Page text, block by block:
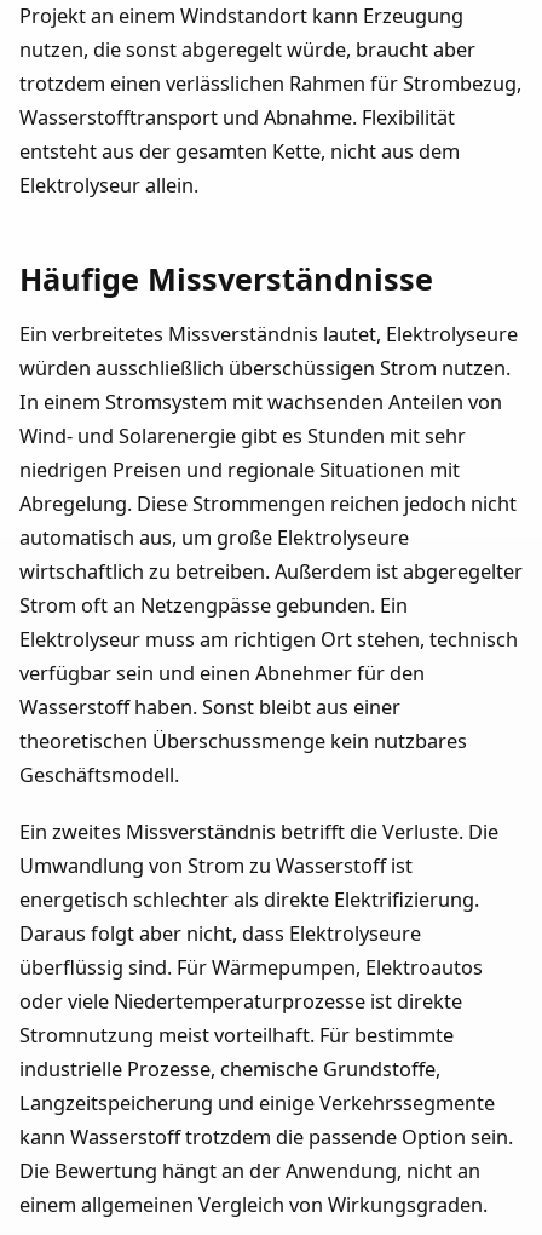
Projekt an einem Windstandort kann Erzeugung
nutzen, die sonst abgeregelt würde, braucht aber
trotzdem einen verlässlichen Rahmen für Strombezug,
Wasserstofftransport und Abnahme. Flexibilität
entsteht aus der gesamten Kette, nicht aus dem
Elektrolyseur allein.
Häufige Missverständnisse
Ein verbreitetes Missverständnis lautet, Elektrolyseure
würden ausschließlich überschüssigen Strom nutzen.
In einem Stromsystem mit wachsenden Anteilen von
Wind- und Solarenergie gibt es Stunden mit sehr
niedrigen Preisen und regionale Situationen mit
Abregelung. Diese Strommengen reichen jedoch nicht
automatisch aus, um große Elektrolyseure
wirtschaftlich zu betreiben. Außerdem ist abgeregelter
Strom oft an Netzengpässe gebunden. Ein
Elektrolyseur muss am richtigen Ort stehen, technisch
verfügbar sein und einen Abnehmer für den
Wasserstoff haben. Sonst bleibt aus einer
theoretischen Überschussmenge kein nutzbares
Geschäftsmodell.
Ein zweites Missverständnis betrifft die Verluste. Die
Umwandlung von Strom zu Wasserstoff ist
energetisch schlechter als direkte Elektrifizierung.
Daraus folgt aber nicht, dass Elektrolyseure
überflüssig sind. Für Wärmepumpen, Elektroautos
oder viele Niedertemperaturprozesse ist direkte
Stromnutzung meist vorteilhaft. Für bestimmte
industrielle Prozesse, chemische Grundstoffe,
Langzeitspeicherung und einige Verkehrssegmente
kann Wasserstoff trotzdem die passende Option sein.
Die Bewertung hängt an der Anwendung, nicht an
einem allgemeinen Vergleich von Wirkungsgraden.